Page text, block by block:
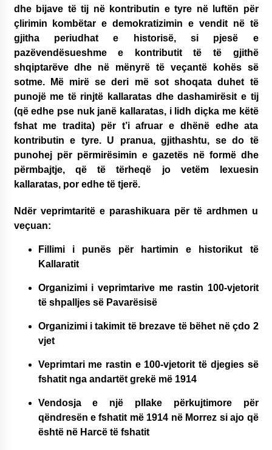
Mbi kockat e martirëve ngrihet Atdheu
17/10/2025
Gazeta Kallarati nr. 115
14/10/2025
Faksimilet e një 83 vjetori lufte: Çfarë shkruan
Vexhi Buharaja për Heroin e Popullit, Mumin
Selami.
04/10/2025
KALLARATI NË AKSIONET KOMBËTARE PËR
RINDËRTIMIN E VENDIT – NGA ÇIZE XHAFERAJ
22/09/2025
dhe bijave të tij në kontributin e tyre në luftën për
çlirimin kombëtar e demokratizimin e vendit në të
gjitha periudhat e historisë, si pjesë e
pazëvendësueshme e kontributit të të gjithë
shqiptarëve dhe në mënyrë të veçantë kohës së
sotme. Më mirë se deri më sot shoqata duhet të
punojë me të rinjtë kallaratas dhe dashamirësit e tij
(që edhe pse nuk janë kallaratas, i lidh diçka me këtë
fshat me tradita) për t’i afruar e dhënë edhe ata
kontributin e tyre. U pranua, gjithashtu, se do të
punohej për përmirësimin e gazetës në formë dhe
përmbajtje, që të tërheqë jo vetëm lexuesin
kallaratas, por edhe të tjerë.
Ndër veprimtaritë e parashikuara për të ardhmen u
veçuan:
Fillimi i punës për hartimin e historikut të
Kallaratit
Organizimi i veprimtarive me rastin 100-vjetorit
të shpalljes së Pavarësisë
Organizimi i takimit të brezave të bëhet në çdo 2
vjet
Veprimtari me rastin e 100-vjetorit të djegies së
fshatit nga andartët grekë më 1914
Vendosja e një pllake përkujtimore për
qëndresën e fshatit më 1914 në Morrez si ajo që
është në Harcë të fshatit